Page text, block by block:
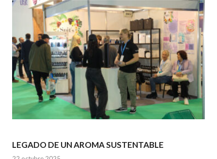
LEGADO DE UN AROMA SUSTENTABLE